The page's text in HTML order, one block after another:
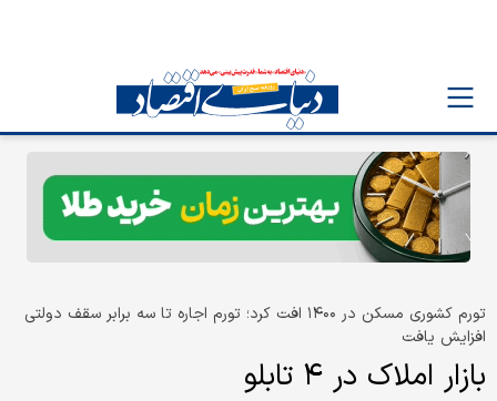
تورم کشوری مسکن در ۱۴۰۰ افت کرد؛ تورم اجاره تا سه برابر سقف دولتی
افزایش یافت
بازار املاک در ۴ تابلو